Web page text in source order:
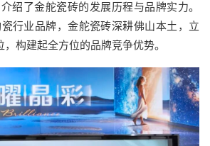
绍了金舵瓷砖的发展历程与品牌实力。
行业品牌，金舵瓷砖深耕佛山本土，立
，构建起全方位的品牌竞争优势。